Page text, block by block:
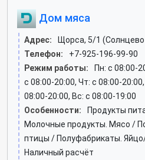
Дом мяса
Адрес:
Щорса, 5/1
Телефон:
+7-925-196-99-90
Режим работы:
Пн: c 08:00-
c 08:00-20:00, Чт: c 08:00-
08:00-20:00, Вс: c 08:00-19:00
Особенности:
Продукты
Молочные продукты. Мясо /
птицы / Полуфабрикаты.
Наличный расчёт